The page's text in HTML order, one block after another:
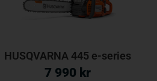
HUSQVARNA 445 e-series
7 990 kr